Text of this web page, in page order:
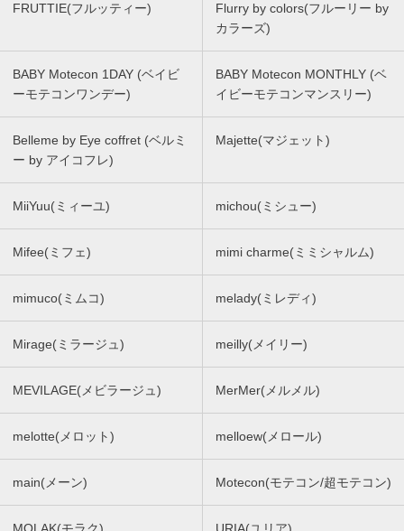
FRUTTIE(フルッティー)
Flurry by colors(フルーリー by
カラーズ)
BABY Motecon 1DAY (ベイビ
ーモテコンワンデー)
BABY Motecon MONTHLY (ベ
イビーモテコンマンスリー)
Belleme by Eye coffret (ベルミ
ー by アイコフレ)
Majette(マジェット)
MiiYuu(ミィーユ) michou(ミシュー)
Mifee(ミフェ) mimi charme(ミミシャルム)
mimuco(ミムコ) melady(ミレディ)
Mirage(ミラージュ) meilly(メイリー)
MEVILAGE(メビラージュ) MerMer(メルメル)
melotte(メロット) melloew(メロール)
main(メーン) Motecon(モテコン/超モテコン)